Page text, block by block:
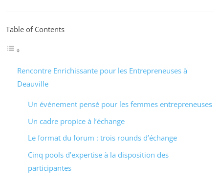
Table of Contents
Rencontre Enrichissante pour les Entrepreneuses à
Deauville
Un événement pensé pour les femmes entrepreneuses
Un cadre propice à l’échange
Le format du forum : trois rounds d’échange
Cinq pools d’expertise à la disposition des
participantes